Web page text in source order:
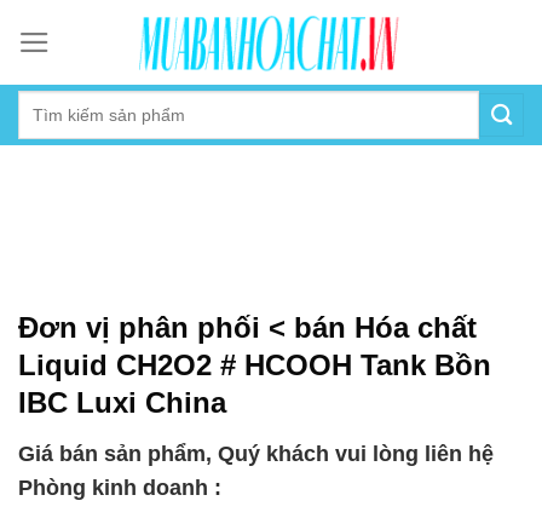
content
Đơn vị phân phối < bán Hóa chất
Liquid CH2O2 # HCOOH Tank Bồn
IBC Luxi China
Giá bán sản phẩm, Quý khách vui lòng liên hệ
Phòng kinh doanh :